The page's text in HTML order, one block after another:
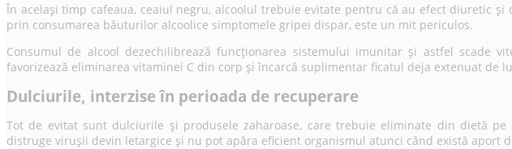
În același timp cafeaua, ceaiul negru, alcoolul trebuie evitate pentru că au efect diuretic
prin consumarea băuturilor alcoolice simptomele gripei dispar, este un mit periculos.
Consumul de alcool dezechilibrează funcționarea sistemului imunitar și astfel scade
favorizează eliminarea vitaminei C din corp și încarcă suplimentar ficatul deja extenuat de
Dulciurile, interzise în perioada de recuperare
Tot de evitat sunt dulciurile și produsele zaharoase, care trebuie eliminate din dietă
distruge virușii devin letargice și nu pot apăra eficient organismul atunci când există aport